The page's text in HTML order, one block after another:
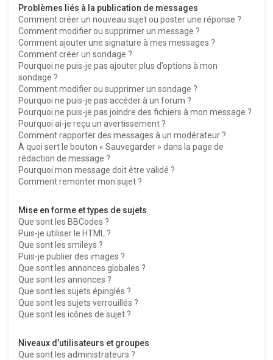
Problèmes liés à la publication de messages
Comment créer un nouveau sujet ou poster une réponse ?
Comment modifier ou supprimer un message ?
Comment ajouter une signature à mes messages ?
Comment créer un sondage ?
Pourquoi ne puis-je pas ajouter plus d’options à mon
sondage ?
Comment modifier ou supprimer un sondage ?
Pourquoi ne puis-je pas accéder à un forum ?
Pourquoi ne puis-je pas joindre des fichiers à mon message ?
Pourquoi ai-je reçu un avertissement ?
Comment rapporter des messages à un modérateur ?
À quoi sert le bouton « Sauvegarder » dans la page de
rédaction de message ?
Pourquoi mon message doit être validé ?
Comment remonter mon sujet ?
Mise en forme et types de sujets
Que sont les BBCodes ?
Puis-je utiliser le HTML ?
Que sont les smileys ?
Puis-je publier des images ?
Que sont les annonces globales ?
Que sont les annonces ?
Que sont les sujets épinglés ?
Que sont les sujets verrouillés ?
Que sont les icônes de sujet ?
Niveaux d’utilisateurs et groupes
Que sont les administrateurs ?